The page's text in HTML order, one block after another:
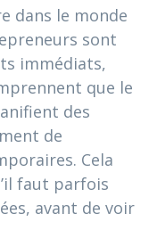
dans le monde
sont
immédiats,
que le
des
de
Cela
faut parfois
avant de voir